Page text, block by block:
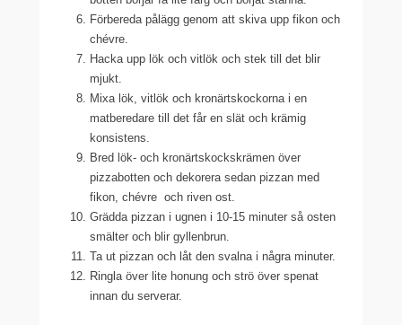
Förbereda pålägg genom att skiva upp fikon och
chévre.
Hacka upp lök och vitlök och stek till det blir
mjukt.
Mixa lök, vitlök och kronärtskockorna i en
matberedare till det får en slät och krämig
konsistens.
Bred lök- och kronärtskockskrämen över
pizzabotten och dekorera sedan pizzan med
fikon, chévre och riven ost.
Grädda pizzan i ugnen i 10-15 minuter så osten
smälter och blir gyllenbrun.
Ta ut pizzan och låt den svalna i några minuter.
Ringla över lite honung och strö över spenat
innan du serverar.